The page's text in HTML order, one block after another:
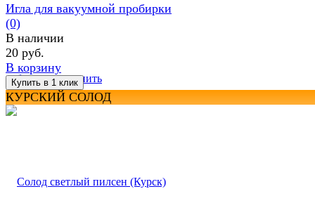
избранное сравнить
Игла для вакуумной пробирки
(0)
В наличии
20 руб.
В корзину
КУРСКИЙ СОЛОД